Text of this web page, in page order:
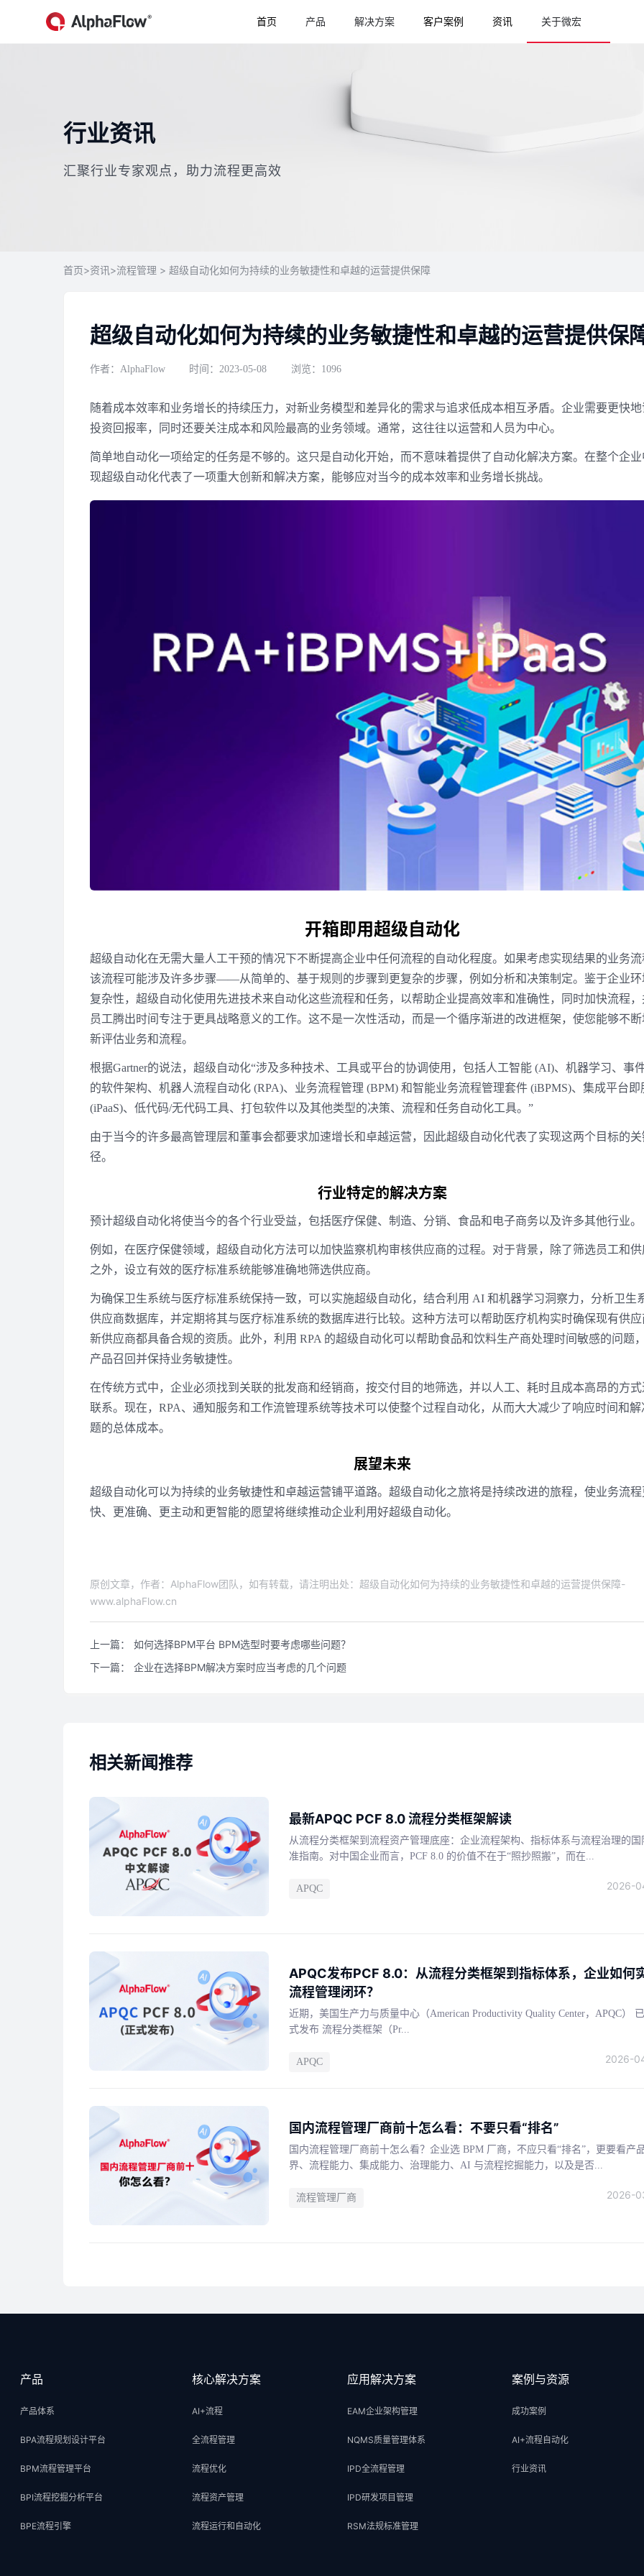
首页 产品 解决方案 客户案例 资讯 关于微宏
行业资讯
汇聚行业专家观点，助力流程更高效
首页 >资讯>流程管理 > 超级自动化如何为持续的业务敏捷性和卓越的运营提供保障
超级自动化如何为持续的业务敏捷性和卓越的运营提供保
作者：AlphaFlow 时间：2023-05-08 浏览：1096
随着成本效率和业务增长的持续压力，对新业务模型和差异化的需求与追求低成本相互矛盾。企业需要更快地
投资回报率，同时还要关注成本和风险最高的业务领域。通常，这往往以运营和人员为中心。
简单地自动化一项给定的任务是不够的。这只是自动化开始，而不意味着提供了自动化解决方案。在整个企业
现超级自动化代表了一项重大创新和解决方案，能够应对当今的成本效率和业务增长挑战。
开箱即用超级自动化
超级自动化在无需大量人工干预的情况下不断提高企业中任何流程的自动化程度。如果考虑实现结果的业务流
该流程可能涉及许多步骤——从简单的、基于规则的步骤到更复杂的步骤，例如分析和决策制定。鉴于企业环
复杂性，超级自动化使用先进技术来自动化这些流程和任务，以帮助企业提高效率和准确性，同时加快流程，
员工腾出时间专注于更具战略意义的工作。这不是一次性活动，而是一个循序渐进的改进框架，使您能够不断
新评估业务和流程。
根据Gartner的说法，超级自动化“涉及多种技术、工具或平台的协调使用，包括人工智能 (AI)、机器学习、事
的软件架构、机器人流程自动化 (RPA)、业务流程管理 (BPM) 和智能业务流程管理套件 (iBPMS)、集成平台即
(iPaaS)、低代码/无代码工具、打包软件以及其他类型的决策、流程和任务自动化工具。”
由于当今的许多最高管理层和董事会都要求加速增长和卓越运营，因此超级自动化代表了实现这两个目标的
径。
行业特定的解决方案
预计超级自动化将使当今的各个行业受益，包括医疗保健、制造、分销、食品和电子商务以及许多其他行业。
例如，在医疗保健领域，超级自动化方法可以加快监察机构审核供应商的过程。对于背景，除了筛选员工和供
之外，设立有效的医疗标准系统能够准确地筛选供应商。
为确保卫生系统与医疗标准系统保持一致，可以实施超级自动化，结合利用 AI 和机器学习洞察力，分析卫生
供应商数据库，并定期将其与医疗标准系统的数据库进行比较。这种方法可以帮助医疗机构实时确保现有供应
新供应商都具备合规的资质。此外，利用 RPA 的超级自动化可以帮助食品和饮料生产商处理时间敏感的问题
产品召回并保持业务敏捷性。
在传统方式中，企业必须找到关联的批发商和经销商，按交付目的地筛选，并以人工、耗时且成本高昂的方
联系。现在，RPA、通知服务和工作流管理系统等技术可以使整个过程自动化，从而大大减少了响应时间和解
题的总体成本。
展望未来
超级自动化可以为持续的业务敏捷性和卓越运营铺平道路。超级自动化之旅将是持续改进的旅程，使业务流程
快、更准确、更主动和更智能的愿望将继续推动企业利用好超级自动化。
原创文章，作者：AlphaFlow团队，如有转载，请注明出处：超级自动化如何为持续的业务敏捷性和卓越的运营提供保障-
www.alphaFlow.cn
上一篇：
如何选择BPM平台 BPM选型时要考虑哪些问题？
下一篇：
企业在选择BPM解决方案时应当考虑的几个问题
相关新闻推荐
最新APQC PCF 8.0 流程分类框架解读
从流程分类框架到流程资产管理底座：企业流程架构、指标体系与流程治理的国
准指南。对中国企业而言，PCF 8.0 的价值不在于“照抄照搬”，而在...
APQC 2026-
APQC发布PCF 8.0：从流程分类框架到指标体系，企业如何
流程管理闭环？
近期，美国生产力与质量中心（American Productivity Quality Center，APQC）
式发布 流程分类框架（Pr...
APQC 2026-
国内流程管理厂商前十怎么看：不要只看“排名”
国内流程管理厂商前十怎么看？企业选 BPM 厂商，不应只看“排名”，更要看产
界、流程能力、集成能力、治理能力、AI 与流程挖掘能力，以及是否...
流程管理厂商 2026-
产品
产品体系
BPA流程规划设计平台
BPM流程管理平台
BPI流程挖掘分析平台
BPE流程引擎
核心解决方案
AI+流程
全流程管理
流程优化
流程资产管理
流程运行和自动化
应用解决方案
EAM企业架构管理
NQMS质量管理体系
IPD全流程管理
IPD研发项目管理
RSM法规标准管理
案例与资源
成功案例
AI+流程自动化
行业资讯